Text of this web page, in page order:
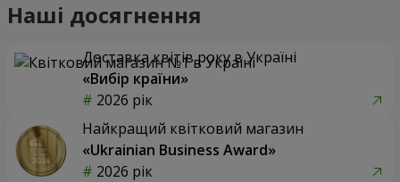
Наші досягнення
Доставка квітів року в Україні
«Вибір країни»
2026 рік
Найкращий квітковий магазин
«Ukrainian Business Award»
2026 рік